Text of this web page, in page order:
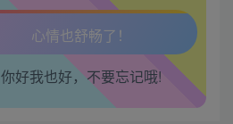
你好我也好，不要忘记哦!